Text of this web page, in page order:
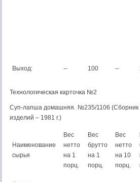
Выход: -- 100 --
Технологическая карточка №2
Суп-лапша домашняя. №235/1106 (Сборник
изделий – 1981 г.)
Наименование
сырья
Вес
нетто
на 1
порц.
Вес
брутто
на 1
порц.
Вес
нетто
на 10
порц.